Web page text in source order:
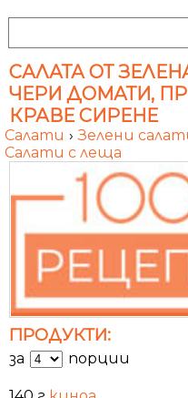
САЛАТА ОТ
ЧЕРИ ДОМАТИ,
КРАВЕ СИРЕНЕ
Салати › Зелени
Салати с леща
ПРОДУКТИ:
за порции